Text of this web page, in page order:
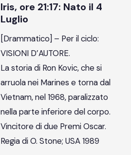
Iris, ore 21:17: Nato il 4
Luglio
[Drammatico] – Per il ciclo:
VISIONI D’AUTORE.
La storia di Ron Kovic, che si
arruola nei Marines e torna dal
Vietnam, nel 1968, paralizzato
nella parte inferiore del corpo.
Vincitore di due Premi Oscar.
Regia di O. Stone; USA 1989